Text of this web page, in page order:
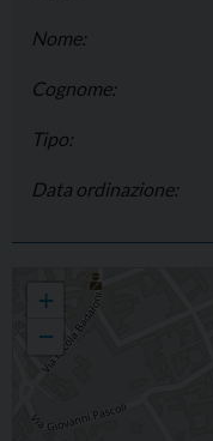
Nome:
Cognome:
Tipo:
Data ordinazione:
Nicola Renesto
+
−